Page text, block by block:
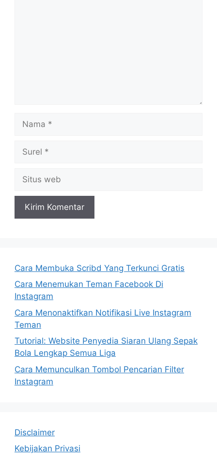
web
Cara Membuka Scribd Yang Terkunci Gratis
Cara Menemukan Teman Facebook Di
Instagram
Cara Menonaktifkan Notifikasi Live Instagram
Teman
Tutorial: Website Penyedia Siaran Ulang Sepak
Bola Lengkap Semua Liga
Cara Memunculkan Tombol Pencarian Filter
Instagram
Disclaimer
Kebijakan Privasi